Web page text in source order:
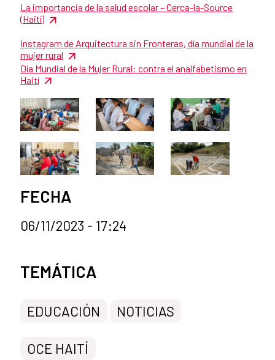
La importancia de la salud escolar – Cerca-la-Source
(Haití)
Instagram de Arquitectura sin Fronteras, día mundial de la
mujer rural
Día Mundial de la Mujer Rural: contra el analfabetismo en
Haití
FECHA
06/11/2023 - 17:24
Categorías de la noticia
TEMÁTICA
EDUCACIÓN NOTICIAS
OCE HAITÍ